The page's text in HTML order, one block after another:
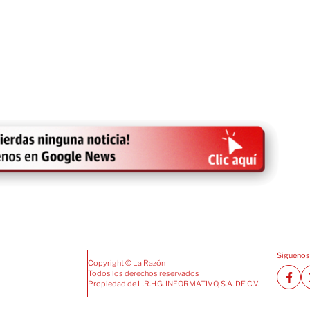
Copyright © La Razón
Todos los derechos reservados
Propiedad de L.R.H.G. INFORMATIVO, S.A. DE C.V.